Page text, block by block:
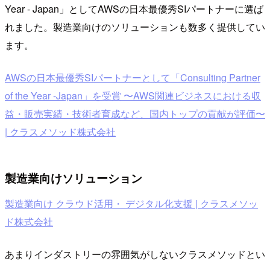
Year - Japan」としてAWSの日本最優秀SIパートナーに選ば
れました。製造業向けのソリューションも数多く提供してい
ます。
AWSの日本最優秀SIパートナーとして「Consulting Partner
of the Year -Japan」を受賞 〜AWS関連ビジネスにおける収
益・販売実績・技術者育成など、国内トップの貢献が評価〜
| クラスメソッド株式会社
製造業向けソリューション
製造業向け クラウド活用・ デジタル化支援 | クラスメソッ
ド株式会社
あまりインダストリーの雰囲気がしないクラスメソッドとい